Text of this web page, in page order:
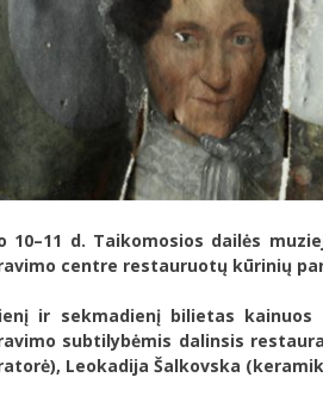
10–11 d. Taikomosios dailės
centre restauruotų kūrinių
ir sekmadienį bilietas
subtilybėmis dalinsis
Leokadija Šalkovska